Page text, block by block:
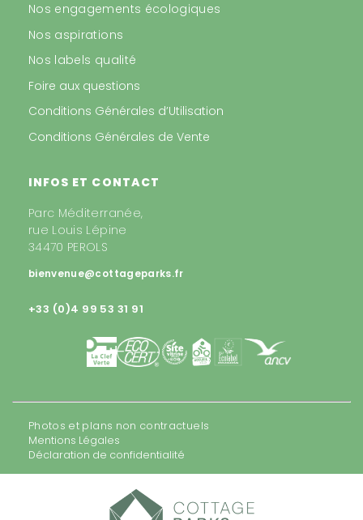
Nos engagements écologiques
Nos aspirations
Nos labels qualité
Foire aux questions
Conditions Générales d’Utilisation
Conditions Générales de Vente
INFOS ET CONTACT
Parc Méditerranée,
rue Louis Lépine
34470 PEROLS
bienvenue@cottageparks.fr
+33 (0)4 99 53 31 91
Photos et plans non contractuels
Mentions Légales
Déclaration de confidentialité